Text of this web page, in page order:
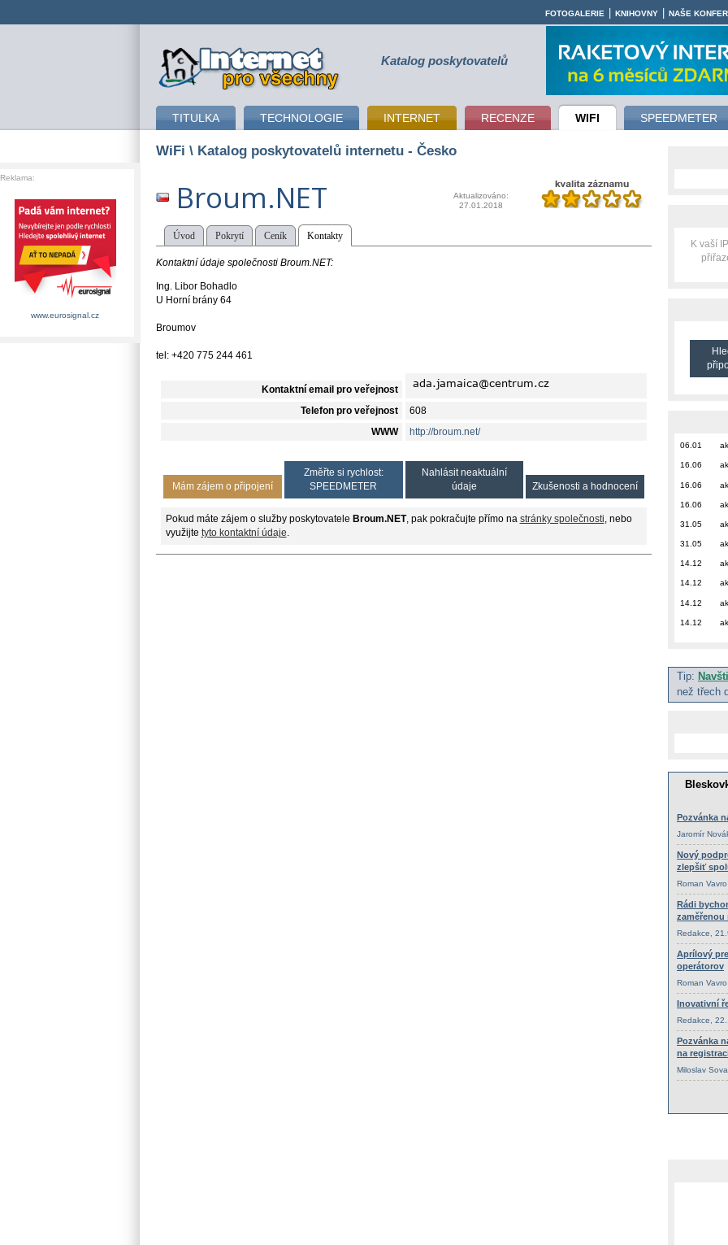
připojení k internetu Katalog poskytovatelů
TITULKA TECHNOLOGIE INTERNET RECENZE WIFI SPEEDMETER
FOTOGALERIE KNIHOVNY NAŠE
WiFi \ Katalog poskytovatelů internetu - Česko
Broum.NET
Aktualizováno:
27.01.2018
Úvod Pokrytí Ceník Kontakty
Kontaktní údaje společnosti Broum.NET:
Ing. Libor Bohadlo
U Horní brány 64
Broumov
tel: +420 775 244 461
Kontaktní email pro veřejnost
Telefon pro veřejnost 608
WWW http://broum.net/
Mám zájem o připojení
Změřte si rychlost:
SPEEDMETER
Nahlásit neaktuální
údaje
Zkušenosti a hodnocení
Pokud máte zájem o služby poskytovatele Broum.NET, pak pokračujte přímo na stránky společnosti , nebo
využijte tyto kontaktní údaje
K vaší
06.01
16.06
16.06
16.06
31.05
31.05
14.12
14.12
14.12
14.12
Tip:
než třech
Reklama:
www.eurosignal.cz